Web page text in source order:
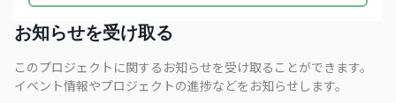
お知らせを受け取る
このプロジェクトに関するお知らせを受け取ることができます。
イベント情報やプロジェクトの進捗などをお知らせします。